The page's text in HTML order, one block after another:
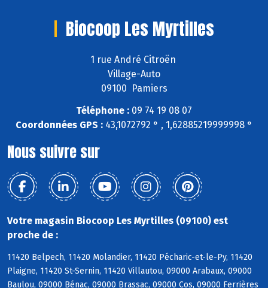
Biocoop Les Myrtilles
1 rue André Citroën
Village-Auto
09100 Pamiers
Téléphone : 09 74 19 08 07
Coordonnées GPS : 43,1072792 ° , 1,62885219999998 °
Nous suivre sur
Votre magasin Biocoop Les Myrtilles (09100) est
proche de :
11420 Belpech, 11420 Molandier, 11420 Pécharic-et-le-Py, 11420
Plaigne, 11420 St-Sernin, 11420 Villautou, 09000 Arabaux, 09000
Baulou, 09000 Bénac, 09000 Brassac, 09000 Cos, 09000 Ferrières